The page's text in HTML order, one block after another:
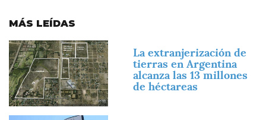
MÁS LEÍDAS
Imagen
La extranjerización de
tierras en Argentina
alcanza las 13 millones
de héctareas